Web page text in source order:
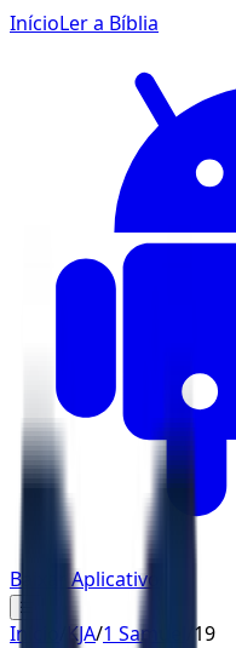
InícioLer a Bíblia
Baixar Aplicativo
☰
Início KJA/1 Samuel 19